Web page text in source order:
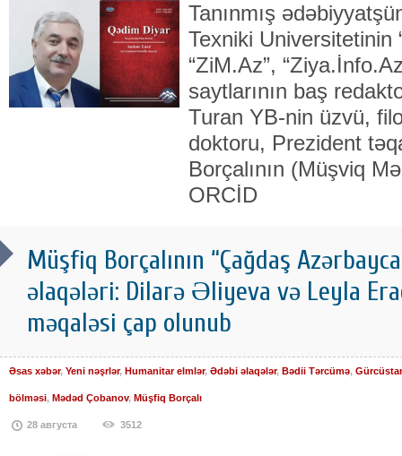
Tanınmış
Texniki Universitetinin
“ZiM.Az”,
saytlarının baş
Turan YB-nin üzvü,
doktoru, Prezident
Borçalının (Müşviq
ORCİD
Müşfiq Borçalının “Çağdaş
əlaqələri: Dilarə Əliyeva və Leyla
məqaləsi çap olunub
Əsas xəbər, Yeni nəşrlər, Humanitar elmlər, Ədəbi əlaqələr, Bədii Tərcümə,
bölməsi, Mədəd Çobanov, Müşfiq Borçalı
28 августа 3512